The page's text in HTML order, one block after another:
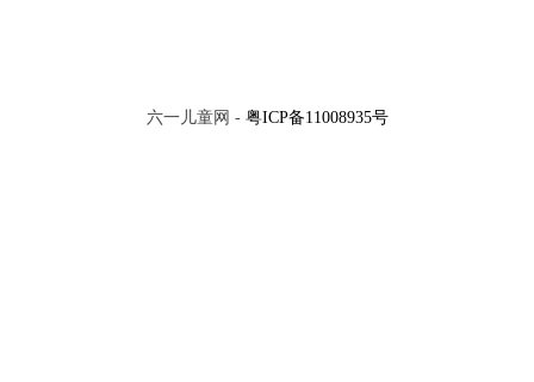
六一儿童网 - 粤ICP备11008935号